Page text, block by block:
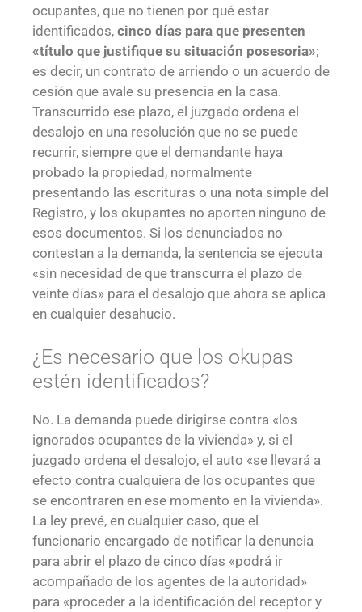
ocupantes, que no tienen por qué estar
identificados, cinco días para que presenten
«título que justifique su situación posesoria»;
es decir, un contrato de arriendo o un acuerdo de
cesión que avale su presencia en la casa.
Transcurrido ese plazo, el juzgado ordena el
desalojo en una resolución que no se puede
recurrir, siempre que el demandante haya
probado la propiedad, normalmente
presentando las escrituras o una nota simple del
Registro, y los okupantes no aporten ninguno de
esos documentos. Si los denunciados no
contestan a la demanda, la sentencia se ejecuta
«sin necesidad de que transcurra el plazo de
veinte días» para el desalojo que ahora se aplica
en cualquier desahucio.
¿Es necesario que los okupas
estén identificados?
No. La demanda puede dirigirse contra «los
ignorados ocupantes de la vivienda» y, si el
juzgado ordena el desalojo, el auto «se llevará a
efecto contra cualquiera de los ocupantes que
se encontraren en ese momento en la vivienda».
La ley prevé, en cualquier caso, que el
funcionario encargado de notificar la denuncia
para abrir el plazo de cinco días «podrá ir
acompañado de los agentes de la autoridad»
para «proceder a la identificación del receptor y